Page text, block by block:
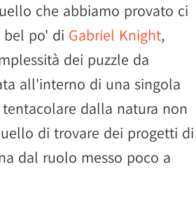
che abbiamo provato ci
bel po' di Gabriel Knight,
dei puzzle da
all'interno di una singola
dalla natura non
di trovare dei progetti di
dal ruolo messo poco a